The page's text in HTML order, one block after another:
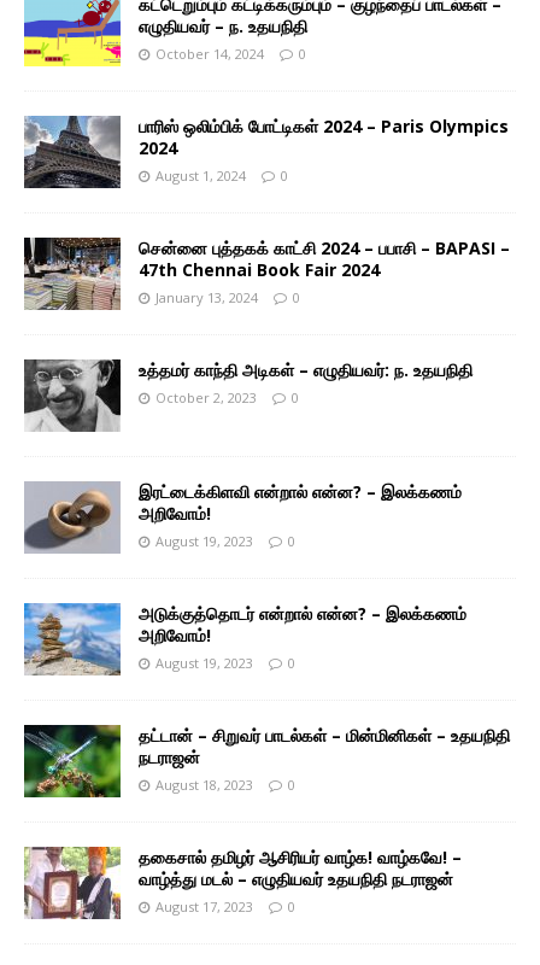
எழுதியவர் – ந. உதயநிதி
October 14, 2024 0
பாரிஸ் ஒலிம்பிக் போட்டிகள் 2024 – Paris Olympics
2024
August 1, 2024 0
சென்னை புத்தகக் காட்சி 2024 – பபாசி – BAPASI –
47th Chennai Book Fair 2024
January 13, 2024 0
உத்தமர் காந்தி அடிகள் – எழுதியவர்: ந. உதயநிதி
October 2, 2023 0
இரட்டைக்கிளவி என்றால் என்ன? – இலக்கணம்
அறிவோம்!
August 19, 2023 0
அடுக்குத்தொடர் என்றால் என்ன? – இலக்கணம்
அறிவோம்!
August 19, 2023 0
தட்டான் – சிறுவர் பாடல்கள் – மின்மினிகள் – உதயநிதி
நடராஜன்
August 18, 2023 0
தகைசால் தமிழர் ஆசிரியர் வாழ்க! வாழ்கவே! –
வாழ்த்து மடல் – எழுதியவர் உதயநிதி நடராஜன்
August 17, 2023 0